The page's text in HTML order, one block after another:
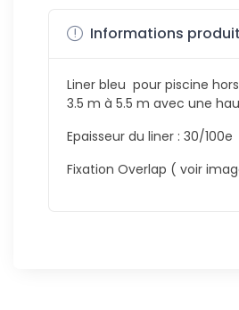
Informations produit
Liner bleu pour piscine
3.5 m à 5.5 m avec une
Epaisseur du liner : 30/100e
Fixation Overlap ( voir